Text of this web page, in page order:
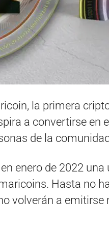
la primera
a convertirse en
de la
enero de 2022
Hasta no
volverán a emitirse